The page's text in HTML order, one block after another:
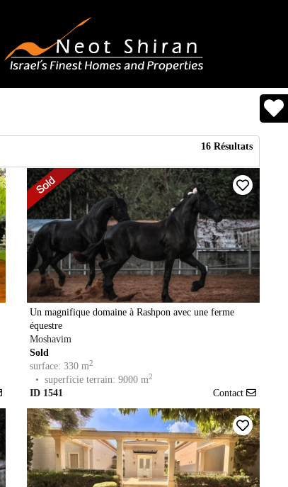
16Résultats
Un magnifique domaine à Rashpon avec une ferme
équestre
Moshavim
Sold
surface: 330 m2
• superficie terrain: 9000 m2
ID 1541 Contact